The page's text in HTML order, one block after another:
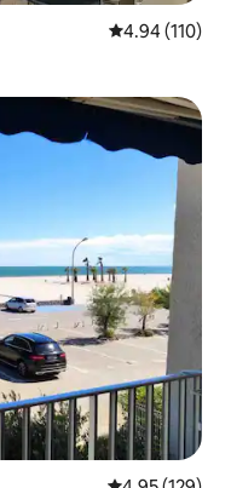
औसत रेटिंग 5 में से
4.94 (110)